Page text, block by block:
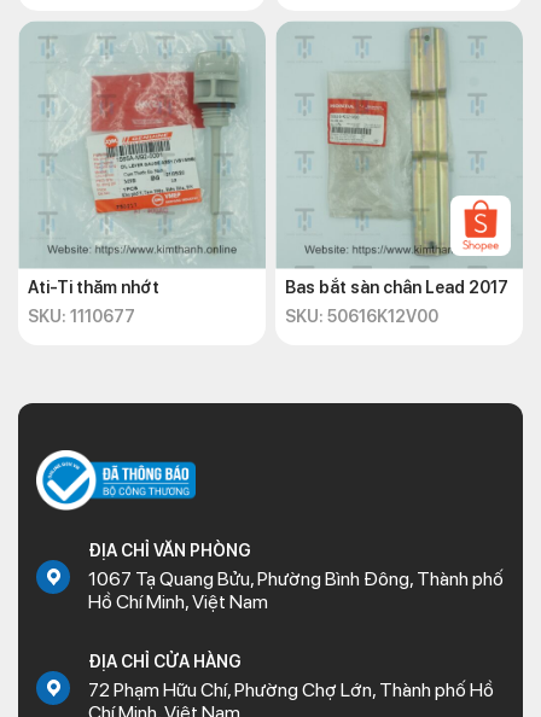
Ati-Ti thăm nhớt
SKU: 1110677
Bas bắt sàn chân Lead 2017
SKU: 50616K12V00
ĐỊA CHỈ VĂN PHÒNG
1067 Tạ Quang Bửu, Phường Bình Đông, Thành phố
Hồ Chí Minh, Việt Nam
ĐỊA CHỈ CỬA HÀNG
72 Phạm Hữu Chí, Phường Chợ Lớn, Thành phố Hồ